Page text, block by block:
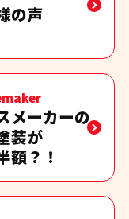
の声
メーカーの
装が
額？！